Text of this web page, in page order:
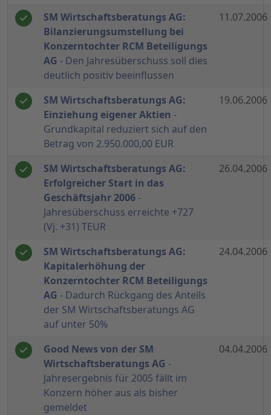
SM Wirtschaftsberatungs AG:
Bilanzierungsumstellung bei
Konzerntochter RCM Beteiligungs
AG - Den Jahresüberschuss soll dies
deutlich positiv beeinflussen
11.07.2006
SM Wirtschaftsberatungs AG:
Einziehung eigener Aktien -
Grundkapital reduziert sich auf den
Betrag von 2.950.000,00 EUR
19.06.2006
SM Wirtschaftsberatungs AG:
Erfolgreicher Start in das
Geschäftsjahr 2006 -
Jahresüberschuss erreichte +727
(Vj. +31) TEUR
26.04.2006
SM Wirtschaftsberatungs AG:
Kapitalerhöhung der
Konzerntochter RCM Beteiligungs
AG - Dadurch Rückgang des Anteils
der SM Wirtschaftsberatungs AG
auf unter 50%
24.04.2006
Good News von der SM
Wirtschaftsberatungs AG -
Jahresergebnis für 2005 fällt im
Konzern höher aus als bisher
gemeldet
04.04.2006